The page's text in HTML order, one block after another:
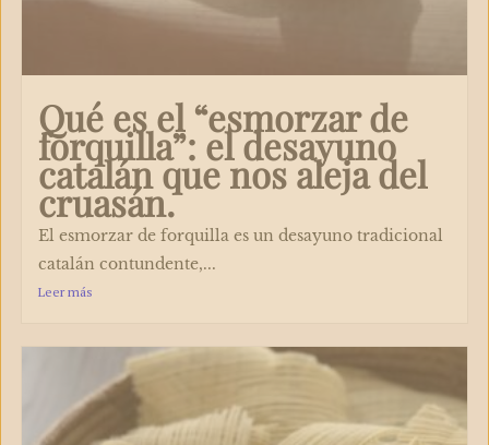
Qué es el “esmorzar de
forquilla”: el desayuno
catalán que nos aleja del
cruasán.​
El esmorzar de forquilla es un desayuno tradicional
catalán contundente,...
Leer más